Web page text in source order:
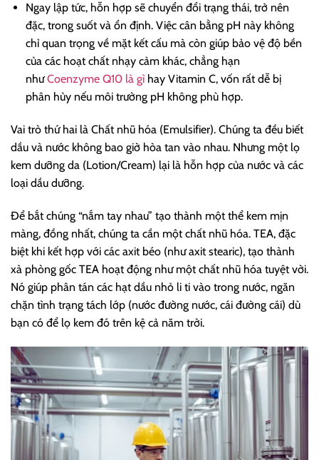
Ngay lập tức, hỗn hợp sẽ chuyển đổi trạng thái, trở nên
đặc, trong suốt và ổn định. Việc cân bằng pH này không
chỉ quan trọng về mặt kết cấu mà còn giúp bảo vệ độ bền
của các hoạt chất nhạy cảm khác, chẳng hạn
nhưCoenzyme Q10 là gìhay Vitamin C, vốn rất dễ bị
phân hủy nếu môi trường pH không phù hợp.
Vai trò thứ hai là Chất nhũ hóa (Emulsifier). Chúng ta đều biết
dầu và nước không bao giờ hòa tan vào nhau. Nhưng một lọ
kem dưỡng da (Lotion/Cream) lại là hỗn hợp của nước và các
loại dầu dưỡng.
Để bắt chúng “nắm tay nhau” tạo thành một thể kem mịn
màng, đồng nhất, chúng ta cần một chất nhũ hóa. TEA, đặc
biệt khi kết hợp với các axit béo (như axit stearic), tạo thành
xà phòng gốc TEA hoạt động như một chất nhũ hóa tuyệt vời.
Nó giúp phân tán các hạt dầu nhỏ li ti vào trong nước, ngăn
chặn tình trạng tách lớp (nước đường nước, cái đường cái) dù
bạn có để lọ kem đó trên kệ cả năm trời.